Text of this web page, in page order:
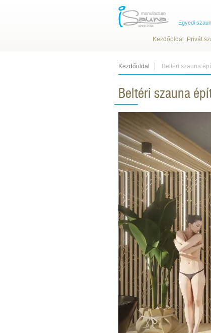
Egyedi
Kezdőoldal Privát
Kezdőoldal Beltéri szauna
Beltéri szauna